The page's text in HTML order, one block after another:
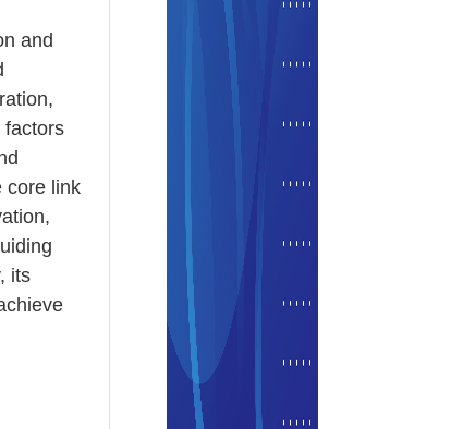
and
factors
core link
its